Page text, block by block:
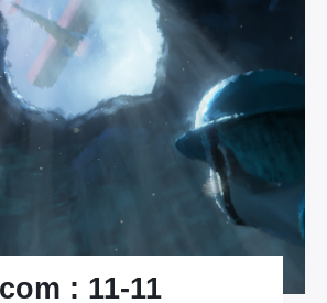
: 11-11